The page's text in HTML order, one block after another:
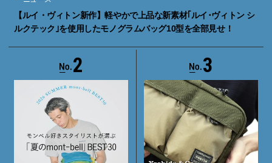
【ルイ・ヴィトン新作】軽やかで上品な新素材｢ルイ･ヴィトン シ
ルクテック｣を使用したモノグラムバッグ10型を全部見せ！
2 3